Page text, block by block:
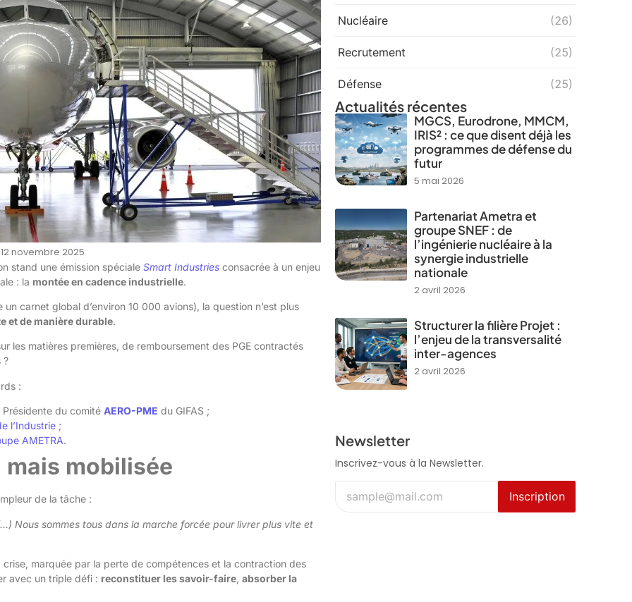
12 novembre 2025
stand une émission spéciale Smart Industries consacrée à un enjeu
: la montée en cadence industrielle.
carnet global d’environ 10 000 avions), la question n’est plus
et de manière durable.
les matières premières, de remboursement des PGE contractés
?
:
Présidente du comité AERO-PME du GIFAS ;
l’Industrie ;
AMETRA.
mobilisée
de la tâche :
Nous sommes tous dans la marche forcée pour livrer plus vite et
marquée par la perte de compétences et la contraction des
avec un triple défi : reconstituer les savoir-faire absorber la
Nucléaire (26)
Recrutement (25)
Défense (25)
Actualités récentes
MGCS, Eurodrone, MMCM,
IRIS² : ce que disent déjà les
programmes de défense du
futur
5 mai 2026
Partenariat Ametra et
groupe SNEF : de
l’ingénierie nucléaire à la
synergie industrielle
nationale
2 avril 2026
Structurer la filière Projet :
l’enjeu de la transversalité
inter-agences
2 avril 2026
Newsletter
Inscrivez-vous à la Newsletter.
Inscription